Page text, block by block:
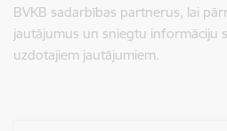
BVKB sadarbības partnerus, lai
jautājumus un sniegtu informāciju
uzdotajiem jautājumiem.